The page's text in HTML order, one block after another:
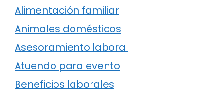
Alimentación familiar
Animales domésticos
Asesoramiento laboral
Atuendo para evento
Beneficios laborales